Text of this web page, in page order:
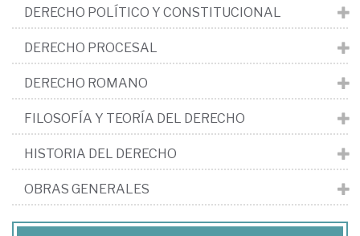
DERECHO POLÍTICO Y CONSTITUCIONAL
DERECHO PROCESAL
DERECHO ROMANO
FILOSOFÍA Y TEORÍA DEL DERECHO
HISTORIA DEL DERECHO
OBRAS GENERALES